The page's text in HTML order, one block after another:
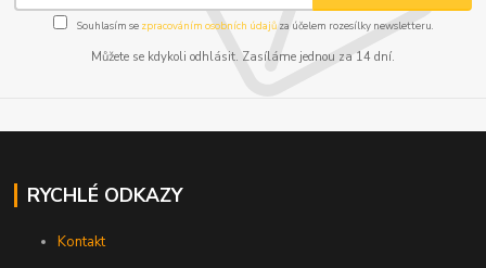
Souhlasím se zpracováním osobních údajůza účelem rozesílky newsletteru.
Můžete se kdykoli odhlásit. Zasíláme jednou za 14 dní.
RYCHLÉ ODKAZY
Kontakt